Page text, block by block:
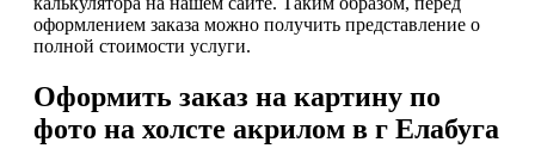
оформлением заказа можно получить представление о
полной стоимости услуги.
Оформить заказ на картину по
фото на холсте акрилом в г Елабуга